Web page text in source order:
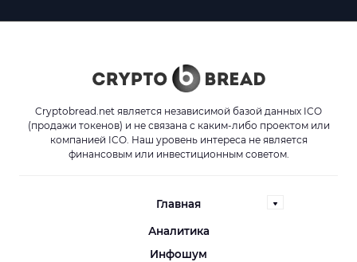
Cryptobread.net является независимой базой данных ICO
(продажи токенов) и не связана с каким-либо проектом или
компанией ICO. Наш уровень интереса не является
финансовым или инвестиционным советом.
Главная
Аналитика
Инфошум